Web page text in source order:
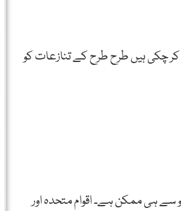
کر چکی ہیں طرح طرح کے تنازعات کو
ہی ممکن ہے۔ اقوام متحدہ اور